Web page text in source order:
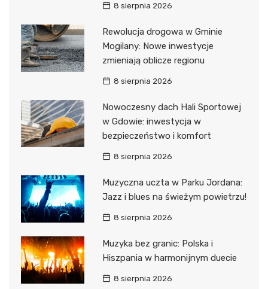
8 sierpnia 2026
Rewolucja drogowa w Gminie
Mogilany: Nowe inwestycje
zmieniają oblicze regionu
8 sierpnia 2026
Nowoczesny dach Hali Sportowej
w Gdowie: inwestycja w
bezpieczeństwo i komfort
8 sierpnia 2026
Muzyczna uczta w Parku Jordana:
Jazz i blues na świeżym powietrzu!
8 sierpnia 2026
Muzyka bez granic: Polska i
Hiszpania w harmonijnym duecie
8 sierpnia 2026